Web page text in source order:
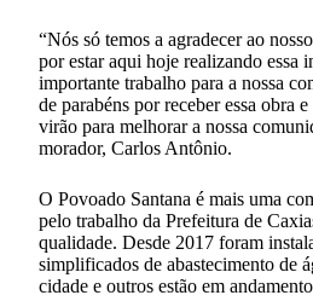
“Nós só temos a agradecer ao
por estar aqui hoje realizando essa
importante trabalho para a nossa
de parabéns por receber essa obra
virão para melhorar a nossa
morador, Carlos Antônio.
O Povoado Santana é mais uma
pelo trabalho da Prefeitura de
qualidade. Desde 2017 foram
simplificados de abastecimento de
cidade e outros estão em